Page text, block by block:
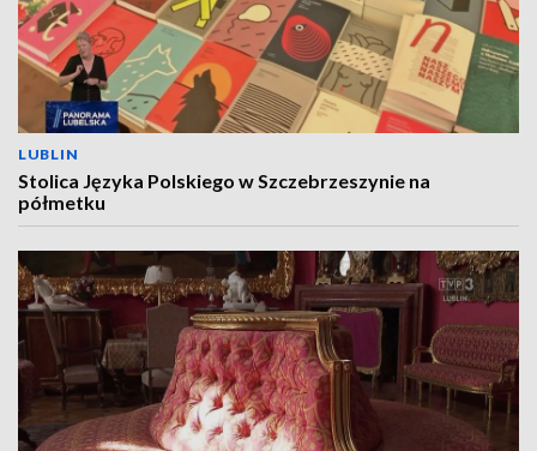
LUBLIN
Stolica Języka Polskiego w Szczebrzeszynie na
półmetku